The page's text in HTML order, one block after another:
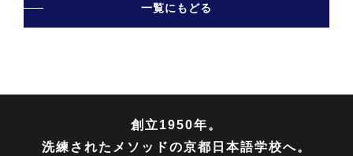
一覧にもどる
創立1950年。
洗練されたメソッドの京都日本語学校へ。